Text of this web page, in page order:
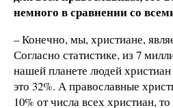
немного в сравнении со
– Конечно, мы, христиане,
Согласно статистике, из 7
нашей планете людей
это 32%. А православные
10% от числа всех христиан,